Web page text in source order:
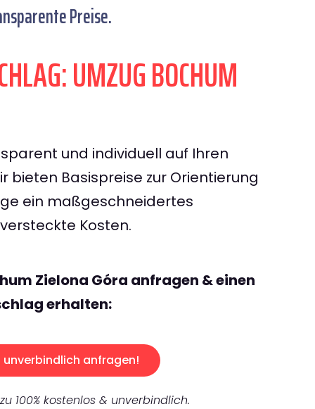
Preise.
UMZUG BOCHUM
und individuell auf Ihren
bieten Basispreise zur Orientierung
ein maßgeschneidertes
Kosten.
Zielona Góra anfragen & einen
erhalten:
unverbindlich anfragen!
100% kostenlos & unverbindlich.